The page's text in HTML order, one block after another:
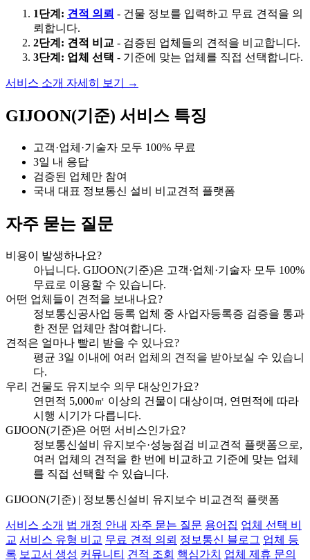
1단계: 견적 의뢰 - 건물 정보를 입력하고 무료 견적을 의
뢰합니다.
2단계: 견적 비교 - 검증된 업체들의 견적을 비교합니다.
3단계: 업체 선택 - 기준에 맞는 업체를 직접 선택합니다.
서비스 소개 자세히 보기 →
GIJOON(기준) 서비스 특징
고객·업체·기술자 모두 100% 무료
3일 내 응답
검증된 업체만 참여
국내 대표 정보통신 설비 비교견적 플랫폼
자주 묻는 질문
비용이 발생하나요?
아닙니다. GIJOON(기준)은 고객·업체·기술자 모두 100%
무료로 이용할 수 있습니다.
어떤 업체들이 견적을 보내나요?
정보통신공사업 등록 업체 중 사업자등록증 검증을 통과
한 전문 업체만 참여합니다.
견적은 얼마나 빨리 받을 수 있나요?
평균 3일 이내에 여러 업체의 견적을 받아보실 수 있습니
다.
우리 건물도 유지보수 의무 대상인가요?
연면적 5,000㎡ 이상의 건물이 대상이며, 연면적에 따라
시행 시기가 다릅니다.
GIJOON(기준)은 어떤 서비스인가요?
정보통신설비 유지보수·성능점검 비교견적 플랫폼으로,
여러 업체의 견적을 한 번에 비교하고 기준에 맞는 업체
를 직접 선택할 수 있습니다.
GIJOON(기준) | 정보통신설비 유지보수 비교견적 플랫폼
서비스 소개 법 개정 안내 자주 묻는 질문 용어집 업체 선택 비
교 서비스 유형 비교 무료 견적 의뢰 정보통신 블로그 업체 등
록 보고서 생성 커뮤니티 견적 조회 핵심가치 업체 제휴 문의